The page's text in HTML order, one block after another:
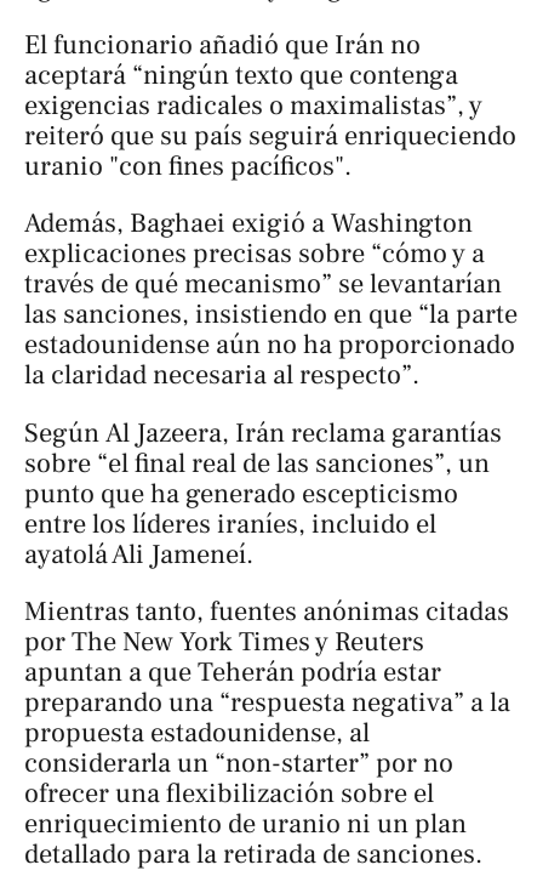
El funcionario añadió que Irán no
aceptará “ningún texto que contenga
exigencias radicales o maximalistas”, y
reiteró que su país seguirá enriqueciendo
uranio "con fines pacíficos".
Además, Baghaei exigió a Washington
explicaciones precisas sobre “cómo y a
través de qué mecanismo” se levantarían
las sanciones, insistiendo en que “la parte
estadounidense aún no ha proporcionado
la claridad necesaria al respecto”.
SegúnAl Jazeera, Irán reclama garantías
sobre “el final real de las sanciones”, un
punto que ha generado escepticismo
entre los líderes iraníes, incluido el
ayatolá Ali Jameneí.
Mientras tanto, fuentes anónimas citadas
porThe New York Timesy Reuters
apuntan a que Teherán podría estar
preparando una “respuesta negativa” a la
propuesta estadounidense, al
considerarla un “non-starter” por no
ofrecer una flexibilización sobre el
enriquecimiento de uranio ni un plan
detallado para la retirada de sanciones.